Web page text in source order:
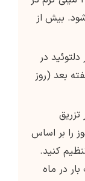
می شود. بیش از
گرم در دلتوئید در
درمان، سپس 156 میلی گرم 1 هفته بعد (روز
را بر اساس
کنید.
گرم یک بار در ماه